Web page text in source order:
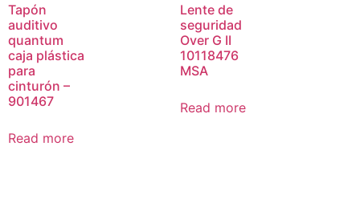
Tapón
auditivo
quantum
caja plástica
para
cinturón –
901467
Read more
Lente de
seguridad
Over G II
10118476
MSA
Read more